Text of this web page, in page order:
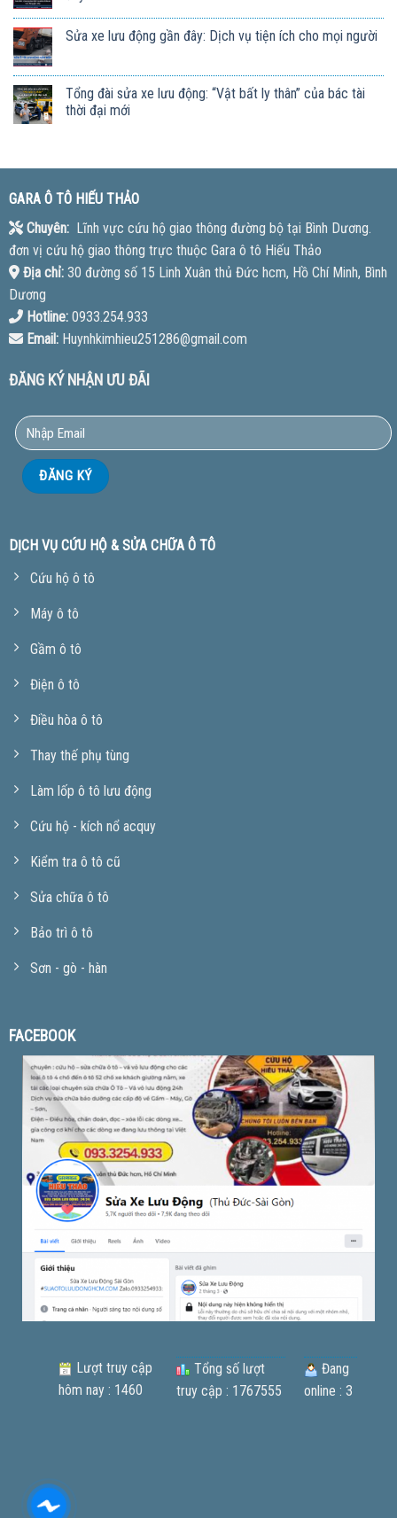
Sửa xe lưu động gần đây: Dịch vụ tiện ích cho mọi người
Tổng đài sửa xe lưu động: “Vật bất ly thân” của bác tài
thời đại mới
GARA Ô TÔ HIẾU THẢO
Chuyên:Lĩnh vực cứu hộ giao thông đường bộ tại Bình Dương.
đơn vị cứu hộ giao thông trực thuộc Gara ô tô Hiếu Thảo
Địa chỉ:30 đường số 15 Linh Xuân thủ Đức hcm, Hồ Chí Minh, Bình
Dương
Hotline:0933.254.933
Email:Huynhkimhieu251286@gmail.com
ĐĂNG KÝ NHẬN ƯU ĐÃI
DỊCH VỤ CỨU HỘ & SỬA CHỮA Ô TÔ
Cứu hộ ô tô
Máy ô tô
Gầm ô tô
Điện ô tô
Điều hòa ô tô
Thay thế phụ tùng
Làm lốp ô tô lưu động
Cứu hộ - kích nổ acquy
Kiểm tra ô tô cũ
Sửa chữa ô tô
Bảo trì ô tô
Sơn - gò - hàn
FACEBOOK
Lượt truy cập
hôm nay : 1460
Tổng số lượt
truy cập : 1767555
Đang
online : 3